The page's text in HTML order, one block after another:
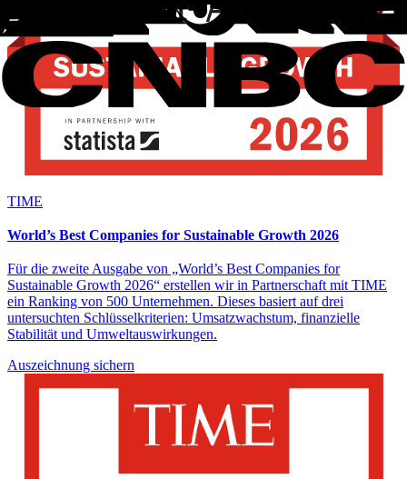
TIME
World’s Best Companies for Sustainable Growth 2026
Für die zweite Ausgabe von „World’s Best Companies for
Sustainable Growth 2026“ erstellen wir in Partnerschaft mit TIME
ein Ranking von 500 Unternehmen. Dieses basiert auf drei
untersuchten Schlüsselkriterien: Umsatzwachstum, finanzielle
Stabilität und Umweltauswirkungen.
Auszeichnung sichern